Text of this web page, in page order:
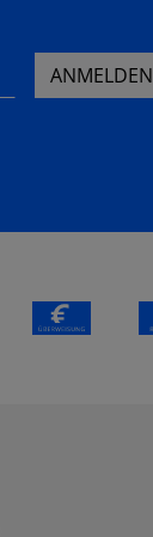
ANMELDEN